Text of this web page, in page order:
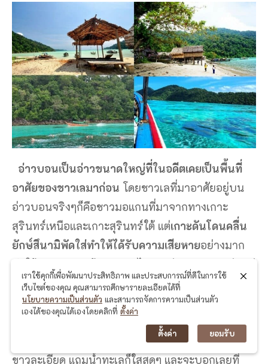
อ่าวบอนเป็นอ่าวขนาดใหญ่ที่ในอดีตเคยเป็นพื้นที่
อาศัยของชาวเลมาก่อน โดยชาวเลที่มาอาศัยอยู่บน
อ่าวบอนจริงๆก็คือชาวมอแกนที่มาจากทางเกาะ
สุรินทร์เหนือและเกาะสุรินทร์ใต้ แต่เกาะดันโดนคลื่น
ยักษ์สึนามิพัดใส่ทำให้ได้รับความเสียหายอย่างมาก
ทำให้ชาวมอแกนต้องอพยพไปทางอ่าวบอนแทนค่ะ แต่
ว่าเพราะเกิดโรคระบาดทำให้ชาวเลตรงพื้นที่นี้อาศัย
ไปอยู่ไปทางอุทยานแห่งชาติอีกฝั่งนึงแทนค่ะ แต่ตอนนี้
ก็เริ่มมีชาวเลกลับมาอาศัยอยู่แล้วค่ะ อีกอย่างเลยนะ
คะหน้าอ่าวบอนมีปะการังสวยงามมากๆ หาดทรายก็
ขาวละเอียด แถมน้ำทะเลก็ใสสุดๆ และจะบอกเลยที่
เราใช้คุกกี้เพื่อพัฒนาประสิทธิภาพ และประสบการณ์ที่ดีในการใช้
เว็บไซต์ของคุณ คุณสามารถศึกษารายละเอียดได้ที่
นโยบายความเป็นส่วนตัว และสามารถจัดการความเป็นส่วนตัว
เองได้ของคุณได้เองโดยคลิกที่ ตั้งค่า
ตั้งค่า ยอมรับ